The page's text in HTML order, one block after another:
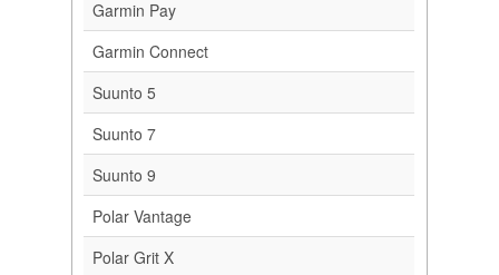
Garmin Pay
Garmin Connect
Suunto 5
Suunto 7
Suunto 9
Polar Vantage
Polar Grit X